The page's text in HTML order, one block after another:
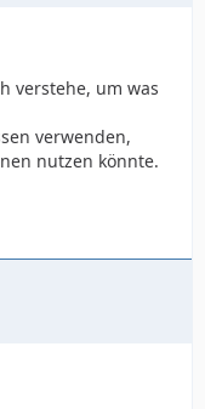
und
der es
werden später
- Sie können die
immer noch
Sie selbst
Zeit sparen.
verstehe, um was
verwenden,
nutzen könnte.